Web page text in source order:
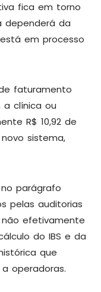
fica em torno
dependerá da
em processo
faturamento
a clínica ou
R$ 10,92 de
sistema,
parágrafo
pelas auditorias
efetivamente
do IBS e da
que
operadoras.